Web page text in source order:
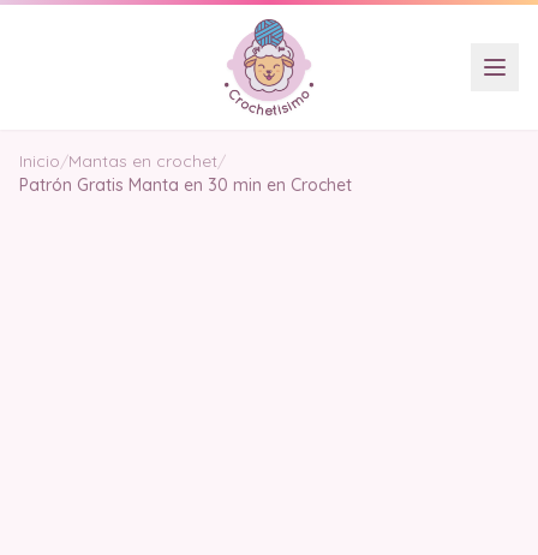
Inicio/Mantas en crochet/
Patrón Gratis Manta en 30 min en Crochet